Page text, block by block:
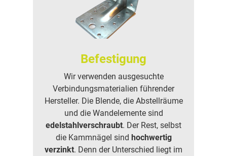
Befestigung
Wir verwenden ausgesuchte
Verbindungsmaterialien führender
Hersteller. Die Blende, die Abstellräume
und die Wandelemente sind
edelstahlverschraubt. Der Rest, selbst
die Kammnägel sind hochwertig
verzinkt. Denn der Unterschied liegt im